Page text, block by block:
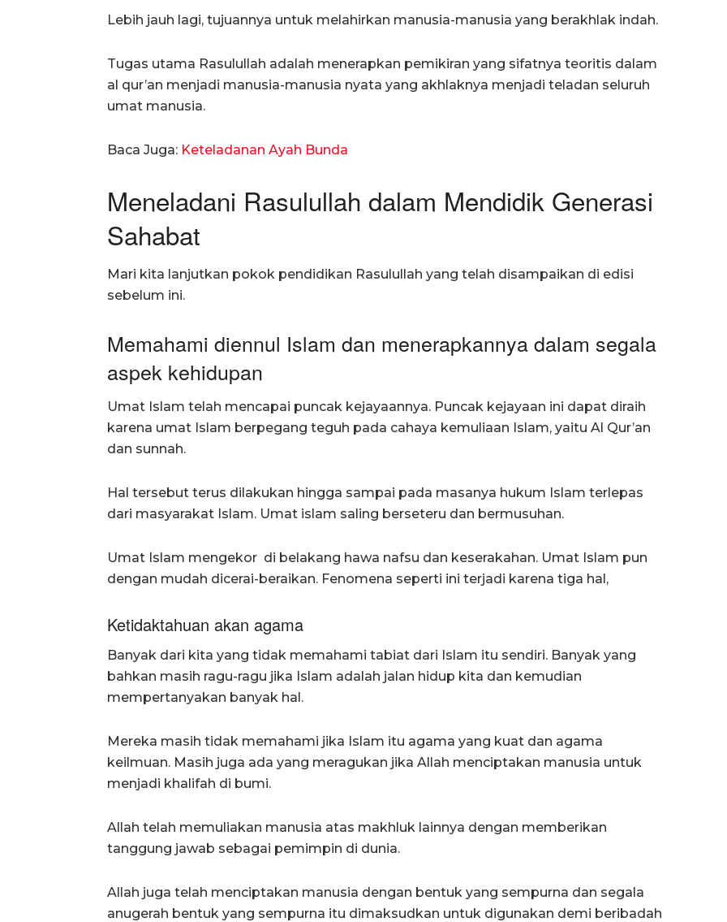
Lebih jauh lagi, tujuannya untuk melahirkan manusia-manusia yang berakhlak indah.
Tugas utama Rasulullah adalah menerapkan pemikiran yang sifatnya teoritis dalam
al qur’an menjadi manusia-manusia nyata yang akhlaknya menjadi teladan seluruh
umat manusia.
Baca Juga: Keteladanan Ayah Bunda
Meneladani Rasulullah dalam Mendidik Generasi
Sahabat
Mari kita lanjutkan pokok pendidikan Rasulullah yang telah disampaikan di edisi
sebelum ini.
Memahami diennul Islam dan menerapkannya dalam segala
aspek kehidupan
Umat Islam telah mencapai puncak kejayaannya. Puncak kejayaan ini dapat diraih
karena umat Islam berpegang teguh pada cahaya kemuliaan Islam, yaitu Al Qur’an
dan sunnah.
Hal tersebut terus dilakukan hingga sampai pada masanya hukum Islam terlepas
dari masyarakat Islam. Umat islam saling berseteru dan bermusuhan.
Umat Islam mengekor di belakang hawa nafsu dan keserakahan. Umat Islam pun
dengan mudah dicerai-beraikan. Fenomena seperti ini terjadi karena tiga hal,
Ketidaktahuan akan agama
Banyak dari kita yang tidak memahami tabiat dari Islam itu sendiri. Banyak yang
bahkan masih ragu-ragu jika Islam adalah jalan hidup kita dan kemudian
mempertanyakan banyak hal.
Mereka masih tidak memahami jika Islam itu agama yang kuat dan agama
keilmuan. Masih juga ada yang meragukan jika Allah menciptakan manusia untuk
menjadi khalifah di bumi.
Allah telah memuliakan manusia atas makhluk lainnya dengan memberikan
tanggung jawab sebagai pemimpin di dunia.
Allah juga telah menciptakan manusia dengan bentuk yang sempurna dan segala
anugerah bentuk yang sempurna itu dimaksudkan untuk digunakan demi beribadah